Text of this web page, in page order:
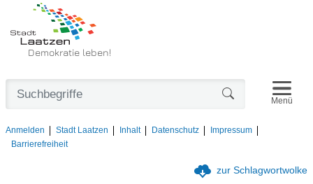
Demokratie leben!
Anmelden Stadt Laatzen Inhalt Datenschutz
Impressum
Barrierefreiheit
Menü
zur Schlagwortwolke